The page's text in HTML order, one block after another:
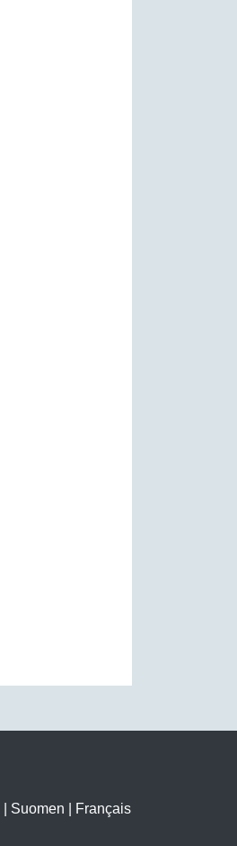
Suomen
Français